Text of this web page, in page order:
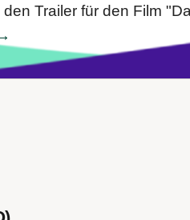
Trailer für den Film